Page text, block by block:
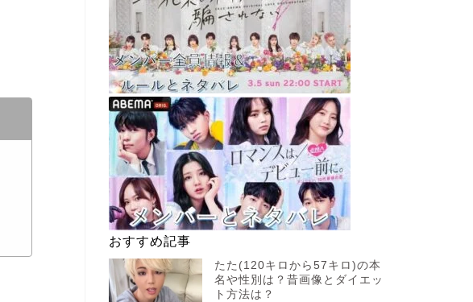
おすすめ記事
たた(120キロから57キロ)の本
名や性別は？昔画像とダイエッ
ト方法は？